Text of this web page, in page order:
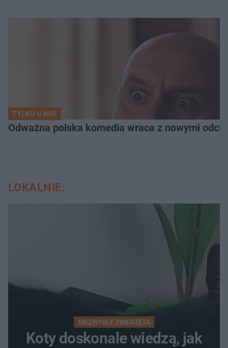
TYLKO U NAS
Odważna polska komedia wraca z nowymi
LOKALNIE:
NIEZWYKŁE ZWIERZĘTA
Koty doskonale wiedzą, jak